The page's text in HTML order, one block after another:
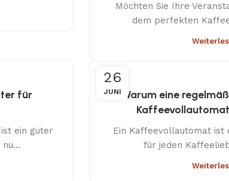
Möchten Sie Ihre
dem perfekten
für
ein guter
26
JUNI
Warum eine
Ein Kaffeevollautomat
für jeden